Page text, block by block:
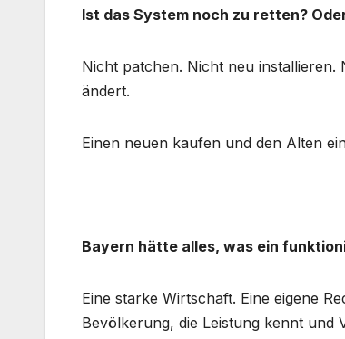
Ist das System noch zu retten?
Nicht patchen. Nicht neu installieren.
ändert.
Einen neuen kaufen und den Alten
Bayern hätte alles, was ein
Eine starke Wirtschaft. Eine eigene
Bevölkerung, die Leistung kennt und